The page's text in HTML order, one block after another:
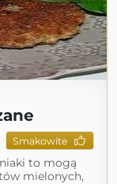
Smakowite
to mogą
mielonych,